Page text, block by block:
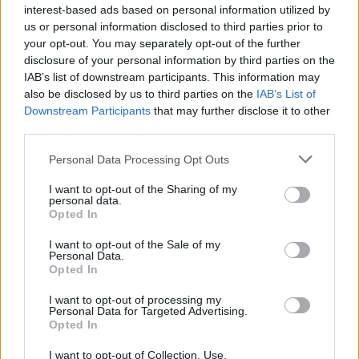
interest-based ads based on personal information utilized by
us or personal information disclosed to third parties prior to
your opt-out. You may separately opt-out of the further
disclosure of your personal information by third parties on the
IAB’s list of downstream participants. This information may
also be disclosed by us to third parties on the IAB’s List of
Downstream Participants that may further disclose it to other
Personal Data Processing Opt Outs
I want to opt-out of the Sharing of my
personal data.
Opted In
I want to opt-out of the Sale of my
Personal Data.
Opted In
I want to opt-out of processing my
Personal Data for Targeted Advertising.
Opted In
I want to opt-out of Collection, Use,
Zjarret shkaktojnë frikë në
Krujë, banorët kthehen
pas natës së vështirë,
Aulon Kalaja: Banesat u
shpëtuan
Masakër mjedisore në
Gjirin e Lalzit/ Ujërat e
zeza derdhen në det,
ndotet bregdeti në kulmin
e sezonit
ende nuk kemi mësuar!
Columbia, mbi 20 mijë